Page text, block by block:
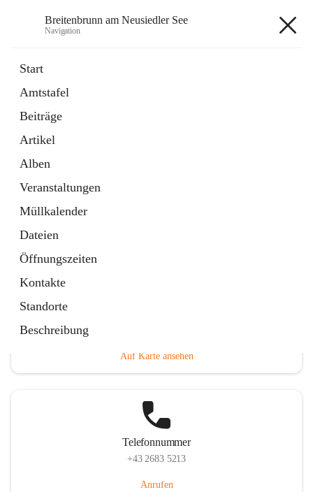
Breitenbrunn am Neusiedler See
Navigation
Start
Amtstafel
Beiträge
Artikel
Alben
Veranstaltungen
Müllkalender
Dateien
Öffnungszeiten
Kontakte
Standorte
Beschreibung
18 Schnellzugriffe
Gemeindeservice
Auf Karte ansehen
Telefonnummer
+43 2683 5213
Anrufen